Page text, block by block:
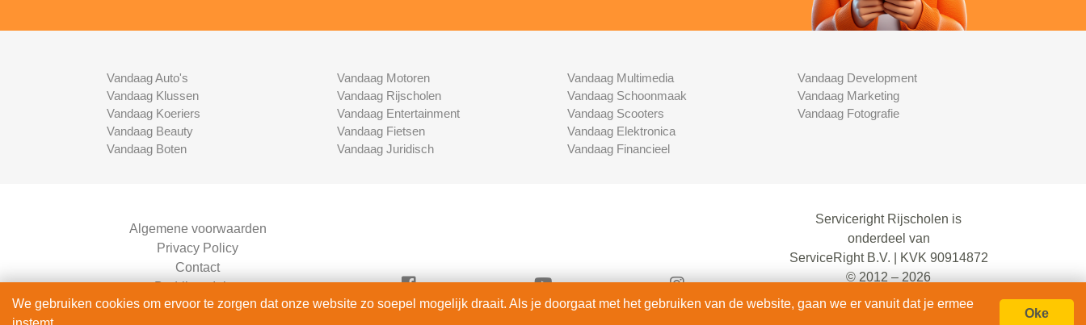
Vandaag Auto's
Vandaag Klussen
Vandaag Koeriers
Vandaag Beauty
Vandaag Boten
Vandaag Motoren
Vandaag Rijscholen
Vandaag Entertainment
Vandaag Fietsen
Vandaag Juridisch
Vandaag Multimedia
Vandaag Schoonmaak
Vandaag Scooters
Vandaag Elektronica
Vandaag Financieel
Vandaag Development
Vandaag Marketing
Vandaag Fotografie
Algemene voorwaarden
Privacy Policy
Contact
Bedrijven Inlog
Serviceright Rijscholen is
onderdeel van
ServiceRight B.V. | KVK 90914872
© 2012 – 2026
alle rechten voorbehouden.
We gebruiken cookies om ervoor te zorgen dat onze website zo soepel mogelijk draait. Als je doorgaat met het gebruiken van de website, gaan we er vanuit dat je ermee
Oke